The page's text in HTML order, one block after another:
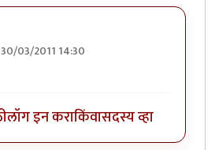
03/2011 14:30
लॉग इन कराकिंवासदस्य व्हा